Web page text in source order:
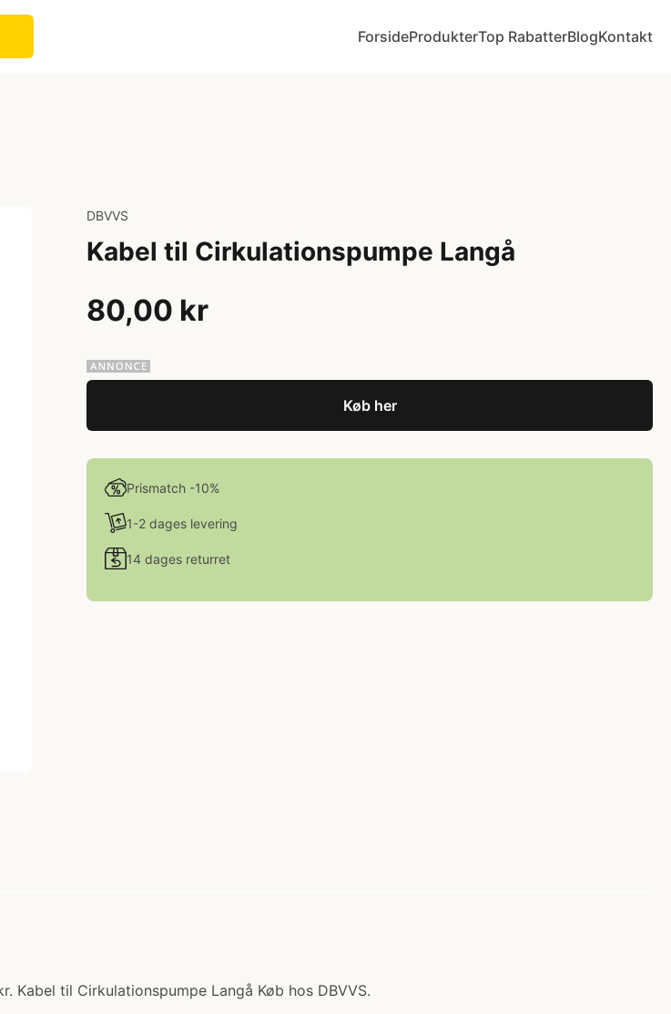
ForsideProdukterTop RabatterBlogKontakt
DBVVS
Kabel til Cirkulationspumpe Langå
80,00 kr
Køb her
Prismatch -10%
1-2 dages levering
14 dages returret
Kabel til Cirkulationspumpe Langå Køb hos DBVVS.